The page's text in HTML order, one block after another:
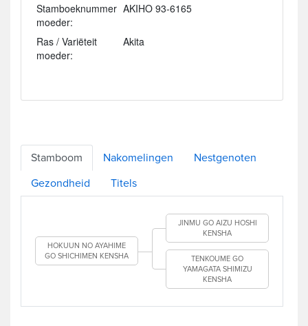
Stamboeknummer
moeder:
AKIHO 93-6165
Ras / Variëteit
moeder:
Akita
Stamboom Nakomelingen Nestgenoten
Gezondheid Titels
HOKUUN NO AYAHIME
GO SHICHIMEN KENSHA
JINMU GO AIZU HOSHI
KENSHA
TENKOUME GO
YAMAGATA SHIMIZU
KENSHA